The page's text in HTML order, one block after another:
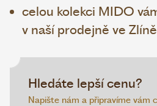
celou kolekci MIDO
v naší prodejně ve Zlíně
Hledáte lepší cenu?
Napište nám a připravíme vám